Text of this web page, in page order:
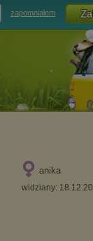
zapomniałem
anika
widziany: